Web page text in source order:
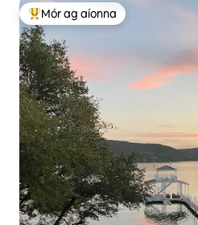
An-mhór ag aíonna
Mór ag aíonna